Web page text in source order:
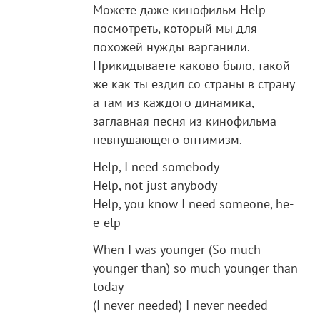
Можете даже кинофильм Help
посмотреть, который мы для
похожей нужды варганили.
Прикидываете каково было, такой
же как ты ездил со страны в страну
а там из каждого динамика,
заглавная песня из кинофильма
невнушающего оптимизм.
Help, I need somebody
Help, not just anybody
Help, you know I need someone, he-
e-elp
When I was younger (So much
younger than) so much younger than
today
(I never needed) I never needed